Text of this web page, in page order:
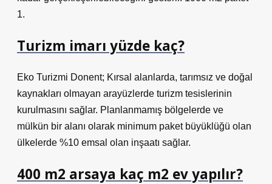
1.
Turizm imarı yüzde kaç?
Eko Turizmi Donent; Kırsal alanlarda, tarımsız ve doğal
kaynakları olmayan arayüzlerde turizm tesislerinin
kurulmasını sağlar. Planlanmamış bölgelerde ve
mülkün bir alanı olarak minimum paket büyüklüğü olan
ülkelerde %10 emsal olan inşaatı sağlar.
400 m2 arsaya kaç m2 ev yapılır?